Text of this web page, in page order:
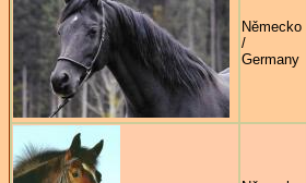
Německo
/
Germany